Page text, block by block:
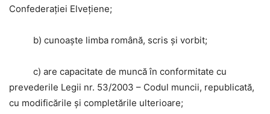
Confederației Elvețiene;
b) cunoaște limba română, scris și vorbit;
c) are capacitate de muncă în conformitate cu
prevederile Legii nr. 53/2003 – Codul muncii, republicată,
cu modificările și completările ulterioare;